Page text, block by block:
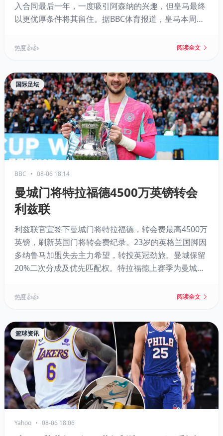
入合同最后一年，一度吸引阿森纳的兴趣，但皇马最终
以更优厚条件将其留住。据BBC体育报道，皇马本周末
热度 👍👍 阅读全文
国际足坛
BBC • 08-06 18:14
曼城门将特拉福德4500万英镑转会
利兹联
利兹联官宣签下曼城门将特拉福德，转会费最高4500万
英镑，刷新英国门将转会费纪录。23岁的英格兰国脚因
多纳鲁马加盟失去主力希望，转投英冠劲旅。曼城保留
20%二次分成及优先匹配权。特拉福德上赛季为曼城出
84.47%。利兹联主帅法尔克对其潜力寄予厚望。
热度 👍👍 阅读全文
篮球资讯
Yahoo • 08-06 18:06